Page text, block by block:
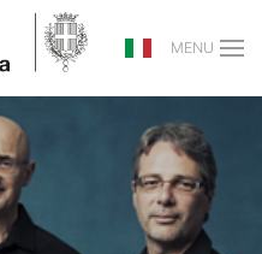
MENU